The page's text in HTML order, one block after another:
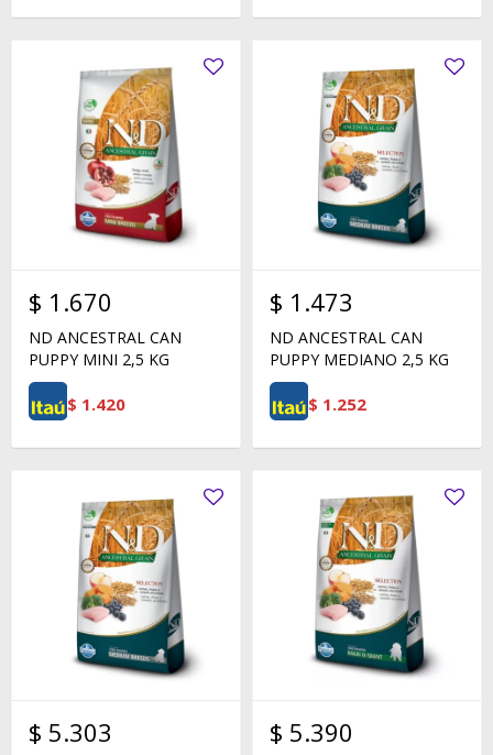
$ 1.670
ND ANCESTRAL CAN
PUPPY MINI 2,5 KG
$ 1.420
$ 1.473
ND ANCESTRAL CAN
PUPPY MEDIANO 2,5 KG
$ 1.252
$ 5.303 $ 5.390